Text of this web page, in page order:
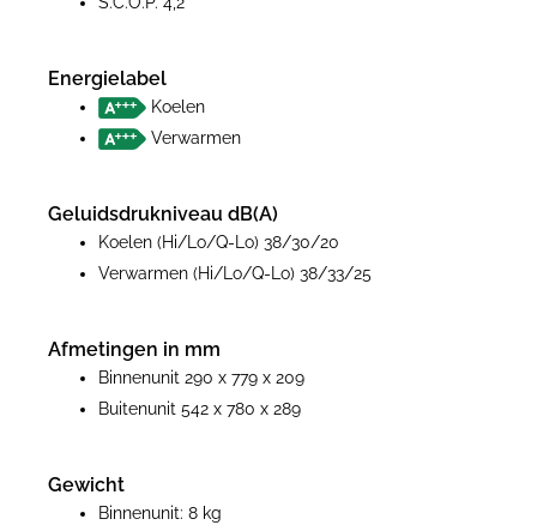
Energielabel
Koelen
Verwarmen
Geluidsdrukniveau dB(A)
Koelen (Hi/Lo/Q-Lo) 38/30/20
Verwarmen (Hi/Lo/Q-Lo) 38/33/25
Afmetingen in mm
Binnenunit 290 x 779 x 209
Buitenunit 542 x 780 x 289
Gewicht
Binnenunit: 8 kg